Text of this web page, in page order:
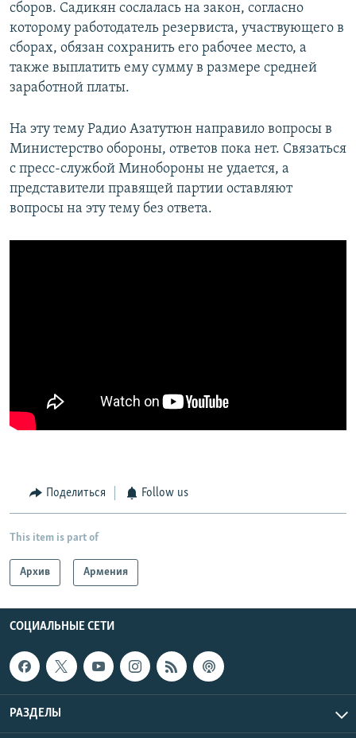
сборов. Садикян сослалась на закон, согласно
которому работодатель резервиста, участвующего в
сборах, обязан сохранить его рабочее место, а
также выплатить ему сумму в размере средней
заработной платы.
На эту тему Радио Азатутюн направило вопросы в
Министерство обороны, ответов пока нет. Связаться
с пресс-службой Минобороны не удается, а
представители правящей партии оставляют
вопросы на эту тему без ответа.
Поделиться Follow us
This item is part of
Архив Армения
СОЦИАЛЬНЫЕ СЕТИ
РАЗДЕЛЫ